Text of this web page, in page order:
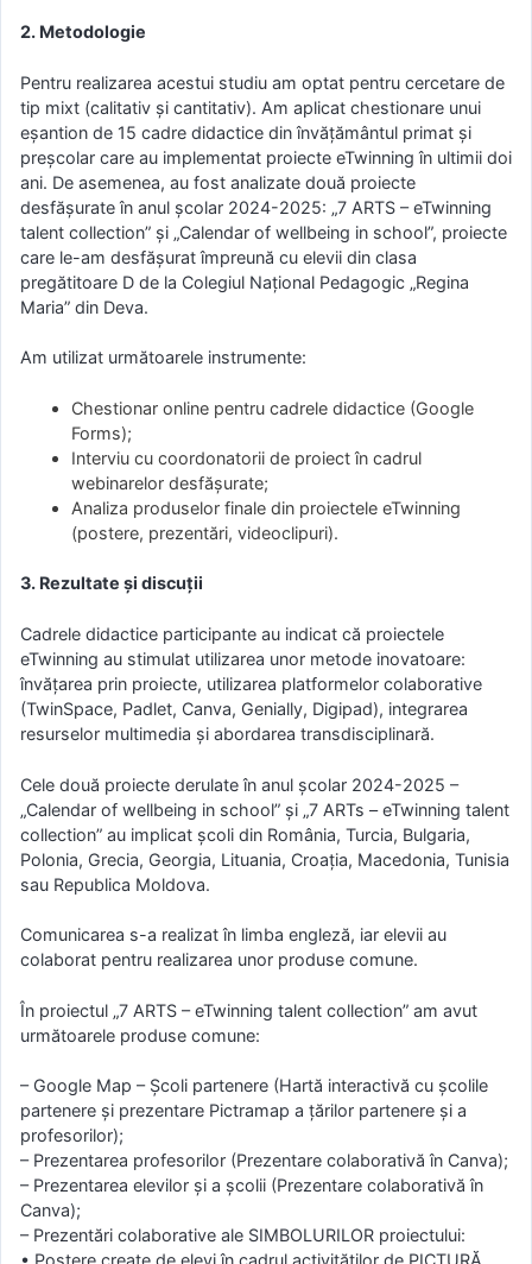
2. Metodologie
Pentru realizarea acestui studiu am optat pentru cercetare de
tip mixt (calitativ și cantitativ). Am aplicat chestionare unui
eșantion de 15 cadre didactice din învățământul primat și
preșcolar care au implementat proiecte eTwinning în ultimii doi
ani. De asemenea, au fost analizate două proiecte
desfășurate în anul școlar 2024-2025: „7 ARTS – eTwinning
talent collection” și „Calendar of wellbeing in school”, proiecte
care le-am desfășurat împreună cu elevii din clasa
pregătitoare D de la Colegiul Național Pedagogic „Regina
Maria” din Deva.
Am utilizat următoarele instrumente:
Chestionar online pentru cadrele didactice (Google
Forms);
Interviu cu coordonatorii de proiect în cadrul
webinarelor desfășurate;
Analiza produselor finale din proiectele eTwinning
(postere, prezentări, videoclipuri).
3. Rezultate și discuții
Cadrele didactice participante au indicat că proiectele
eTwinning au stimulat utilizarea unor metode inovatoare:
învățarea prin proiecte, utilizarea platformelor colaborative
(TwinSpace, Padlet, Canva, Genially, Digipad), integrarea
resurselor multimedia și abordarea transdisciplinară.
Cele două proiecte derulate în anul școlar 2024-2025 –
„Calendar of wellbeing in school” și „7 ARTs – eTwinning talent
collection” au implicat școli din România, Turcia, Bulgaria,
Polonia, Grecia, Georgia, Lituania, Croația, Macedonia, Tunisia
sau Republica Moldova.
Comunicarea s-a realizat în limba engleză, iar elevii au
colaborat pentru realizarea unor produse comune.
În proiectul „7 ARTS – eTwinning talent collection” am avut
următoarele produse comune:
– Google Map – Școli partenere (Hartă interactivă cu școlile
partenere și prezentare Pictramap a țărilor partenere și a
profesorilor);
– Prezentarea profesorilor (Prezentare colaborativă în Canva);
– Prezentarea elevilor și a școlii (Prezentare colaborativă în
Canva);
– Prezentări colaborative ale SIMBOLURILOR proiectului: